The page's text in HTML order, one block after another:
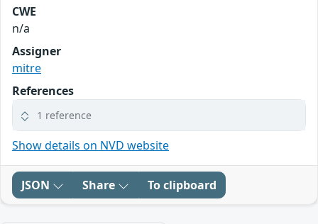
CWE
n/a
Assigner
mitre
References
1 reference
Show details on NVD website
JSON Share To clipboard